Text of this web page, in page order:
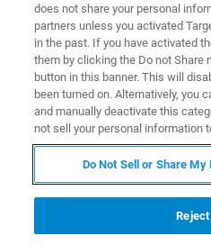
本ウェビナーでは特別講演と
ついて、ご講演いただくほか
ンテーションの幅広い活用事
does not share your personal
partners unless you activated
in the past. If you have activated
them by clicking the Do not Share
button in this banner. This will
been turned on. Alternatively, you
and manually deactivate this
not sell your personal information
Do Not Sell or Share
Reject